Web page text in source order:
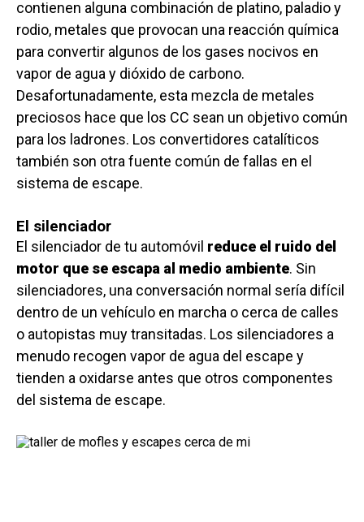
contienen alguna combinación de platino, paladio y
rodio, metales que provocan una reacción química
para convertir algunos de los gases nocivos en
vapor de agua y dióxido de carbono.
Desafortunadamente, esta mezcla de metales
preciosos hace que los CC sean un objetivo común
para los ladrones. Los convertidores catalíticos
también son otra fuente común de fallas en el
sistema de escape.
El silenciador
El silenciador de tu automóvil reduce el ruido del
motor que se escapa al medio ambiente. Sin
silenciadores, una conversación normal sería difícil
dentro de un vehículo en marcha o cerca de calles
o autopistas muy transitadas. Los silenciadores a
menudo recogen vapor de agua del escape y
tienden a oxidarse antes que otros componentes
del sistema de escape.